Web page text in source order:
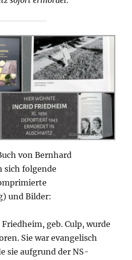
von Bernhard
sich folgende
und Bilder:
geb. Culp, wurde
Sie war evangelisch
sie aufgrund der NS-